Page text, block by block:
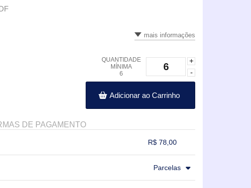
mais informações
QUANTIDADE
MÍNIMA
6
+
-
Adicionar ao Carrinho
DE PAGAMENTO
R$ 78,00
Parcelas